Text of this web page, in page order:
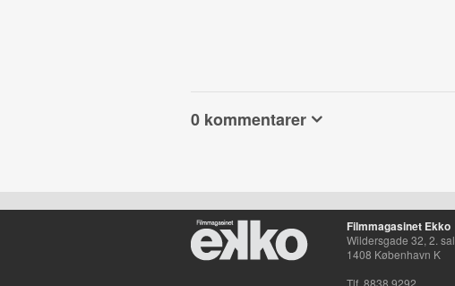
0 kommentarer
Filmmagasinet Ekko
Wildersgade 32, 2. sal
1408 København K
Tlf. 8838 9292